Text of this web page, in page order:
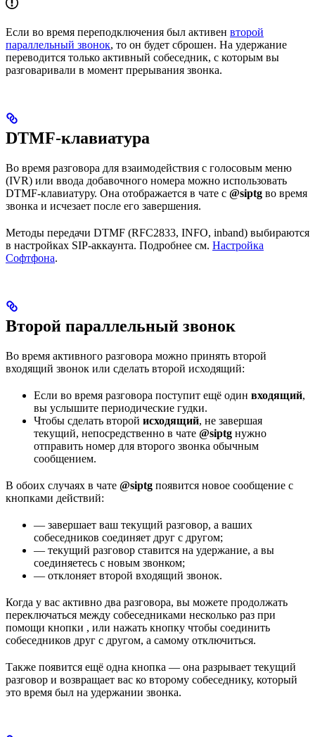
Если во время переподключения был активен второй
параллельный звонок, то он будет сброшен. На удержание
переводится только активный собеседник, с которым вы
разговаривали в момент прерывания звонка.
DTMF-клавиатура
Во время разговора для взаимодействия с голосовым меню
(IVR) или ввода добавочного номера можно использовать
DTMF-клавиатуру. Она отображается в чате с @siptg во время
звонка и исчезает после его завершения.
Методы передачи DTMF (RFC2833, INFO, inband) выбираются
в настройках SIP-аккаунта. Подробнее см. Настройка
Софтфона.
Второй параллельный звонок
Во время активного разговора можно принять второй
входящий звонок или сделать второй исходящий:
Если во время разговора поступит ещё один входящий,
вы услышите периодические гудки.
Чтобы сделать второй исходящий, не завершая
текущий, непосредственно в чате @siptg нужно
отправить номер для второго звонка обычным
сообщением.
В обоих случаях в чате @siptg появится новое сообщение с
кнопками действий:
— завершает ваш текущий разговор, а ваших
собеседников соединяет друг с другом;
— текущий разговор ставится на удержание, а вы
соединяетесь с новым звонком;
— отклоняет второй входящий звонок.
Когда у вас активно два разговора, вы можете продолжать
переключаться между собеседниками несколько раз при
помощи кнопки , или нажать кнопку чтобы соединить
собеседников друг с другом, а самому отключиться.
Также появится ещё одна кнопка — она разрывает текущий
разговор и возвращает вас ко второму собеседнику, который
это время был на удержании звонка.